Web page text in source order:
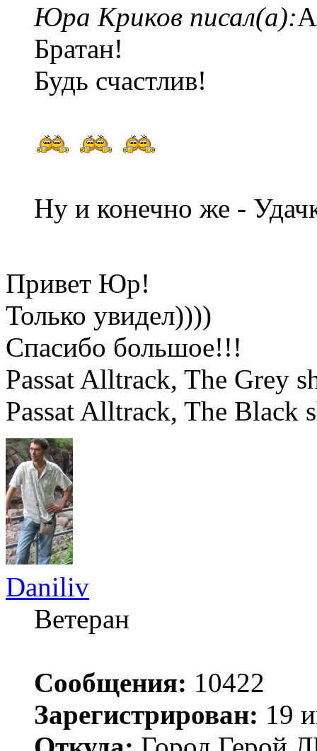
Юра Криков писал(а):
Братан!
Будь счастлив!
Ну и конечно же -
Привет Юр!
Только увидел))))
Спасибо большое!!!
Passat Alltrack, The Grey
Passat Alltrack, The Black
Daniliv
Ветеран
Сообщения: 10422
Зарегистрирован: 19